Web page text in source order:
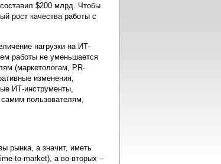
$200 млрд. Чтобы
рост качества работы с
нагрузки на ИТ-
работы не уменьшается
(маркетологам, PR-
изменения,
ИТ-инструменты,
пользователям,
рынка, а значит, иметь
to-market), а во-вторых –